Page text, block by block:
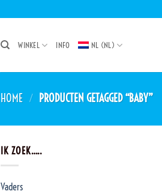
WINKEL INFO NL (NL)
HOME / PRODUCTEN GETAGGED “BABY”
IK ZOEK…..
Vaders